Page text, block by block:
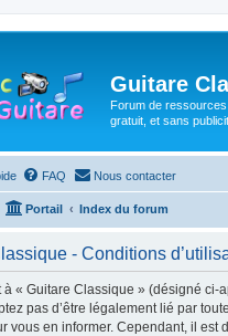
Guitare
Forum de
gratuit, et sans
FAQ Nous contacter
Portail Index du forum
- Conditions
à « Guitare Classique » (désigné ci-
pas d’être légalement lié par
vous en informer. Cependant, il est